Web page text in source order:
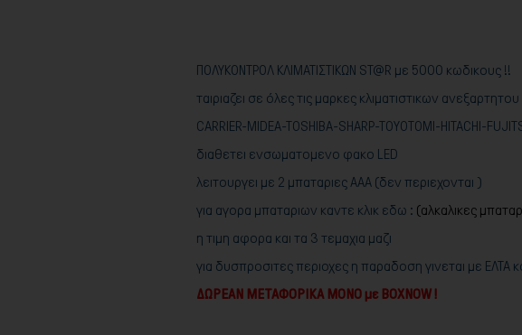
ΠΟΛΥΚΟΝΤΡΟΛ ΚΛΙΜΑΤΙΣΤΙΚΩΝ ST@R με 5000 κωδικους !!
ταιριαζει σε όλες τις μαρκες κλιματιστικων
CARRIER-MIDEA-TOSHIBA-SHARP-TOYOTOMI-HITACHI-
διαθετει ενσωματομενο φακο LED
λειτουργει με 2 μπαταριες ΑΑΑ (δεν περιεχονται )
για αγορα μπαταριων καντε κλικ εδω : (αλκαλικες
η τιμη αφορα και τα 3 τεμαχια μαζι
για δυσπροσιτες περιοχες η παραδοση γινεται με
ΔΩΡΕΑΝ ΜΕΤΑΦΟΡΙΚΑ ΜΟΝΟ με BOXNOW !